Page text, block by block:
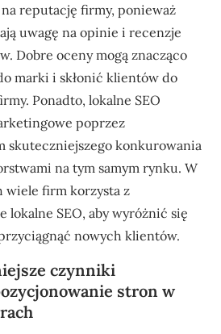
na reputację firmy, ponieważ
uwagę na opinie i recenzje
Dobre oceny mogą znacząco
marki i skłonić klientów do
Ponadto, lokalne SEO
poprzez
skuteczniejszego konkurowania
na tym samym rynku. W
wiele firm korzysta z
lokalne SEO, aby wyróżnić się
nowych klientów.
czynniki
stron w